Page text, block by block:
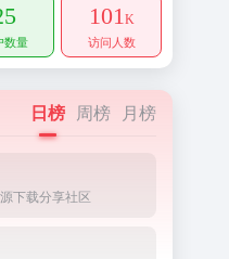
数量
101K
访问人数
日榜 周榜 月榜
下载分享社区